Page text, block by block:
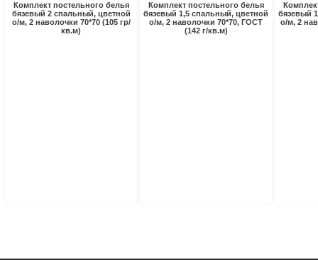
Комплект постельного белья
бязевый 2 спальный, цветной
о/м, 2 наволочки 70*70 (105 гр/
кв.м)
Комплект постельного белья
бязевый 1,5 спальный, цветной
о/м, 2 наволочки 70*70, ГОСТ
(142 г/кв.м)
бязевый
о/м, 2